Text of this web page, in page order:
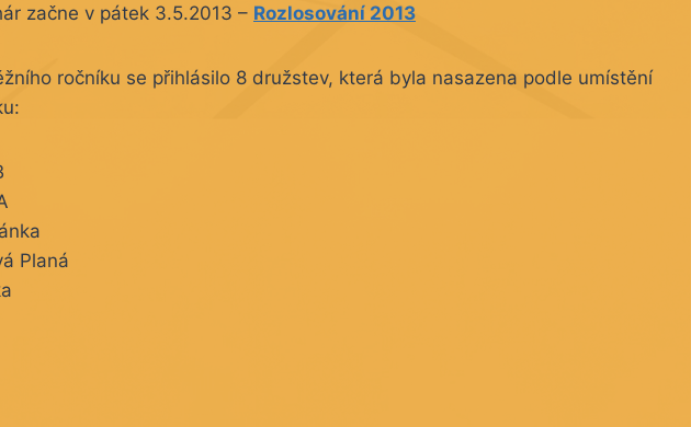
začne v pátek 3.5.2013 – Rozlosování 2013
ročníku se přihlásilo 8 družstev, která byla nasazena podle umístění
Planá